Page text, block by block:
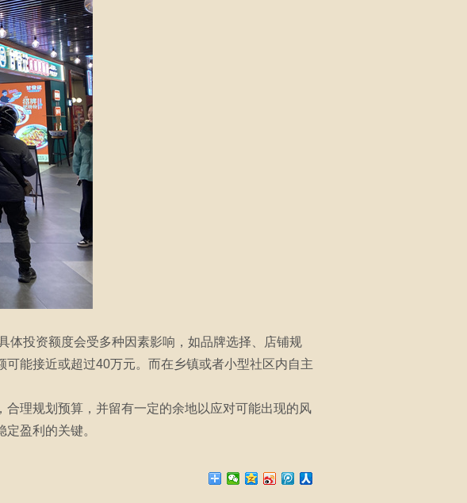
体投资额度会受多种因素影响，如品牌选择、店铺规
能接近或超过40万元。而在乡镇或者小型社区内自主
理规划预算，并留有一定的余地以应对可能出现的风
盈利的关键。